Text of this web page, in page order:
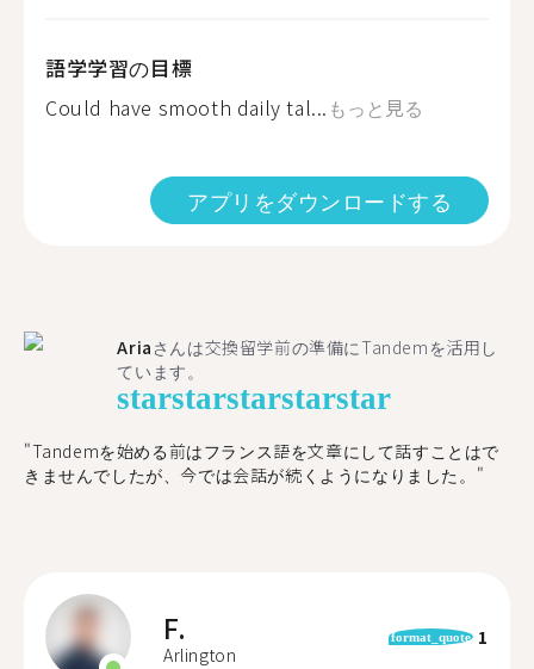
語学学習の目標
Could have smooth daily tal... もっと見る
アプリをダウンロードする
Aria さんは交換留学前の準備にTandemを活用し
ています。
starstarstarstarstar
"​​Tandemを始める前はフランス語を文章にして話すことはで
きませんでしたが、今では会話が続くようになりました。"
F.
Arlington
format_quote 1